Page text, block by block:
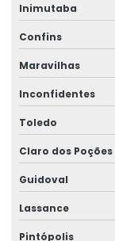
Inimutaba
Confins
Maravilhas
Inconfidentes
Toledo
Claro dos Poções
Guidoval
Lassance
Pintópolis